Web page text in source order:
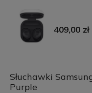
409,00 zł
Słuchawki
Purple